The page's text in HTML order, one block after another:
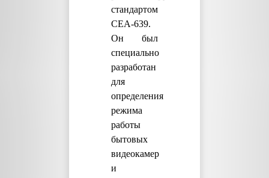
стандартом
CEA-639.
Он был
специально
разработан
для
определения
режима
работы
бытовых
видеокамер
и